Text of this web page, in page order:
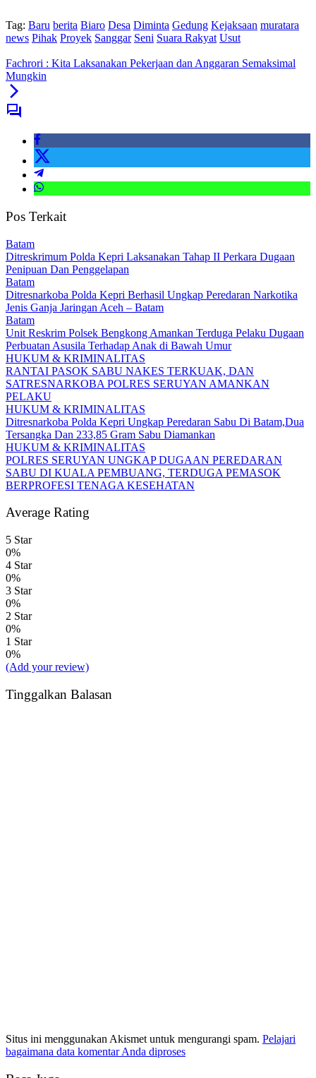
Tag: Baru berita Biaro Desa Diminta Gedung Kejaksaan muratara
news Pihak Proyek Sanggar Seni Suara Rakyat Usut
Fachrori : Kita Laksanakan Pekerjaan dan Anggaran Semaksimal
Mungkin
Pos Terkait
Batam
Ditreskrimum Polda Kepri Laksanakan Tahap II Perkara Dugaan
Penipuan Dan Penggelapan
Batam
Ditresnarkoba Polda Kepri Berhasil Ungkap Peredaran Narkotika
Jenis Ganja Jaringan Aceh – Batam
Batam
Unit Reskrim Polsek Bengkong Amankan Terduga Pelaku Dugaan
Perbuatan Asusila Terhadap Anak di Bawah Umur
HUKUM & KRIMINALITAS
RANTAI PASOK SABU NAKES TERKUAK, DAN
SATRESNARKOBA POLRES SERUYAN AMANKAN
PELAKU
HUKUM & KRIMINALITAS
Ditresnarkoba Polda Kepri Ungkap Peredaran Sabu Di Batam,Dua
Tersangka Dan 233,85 Gram Sabu Diamankan
HUKUM & KRIMINALITAS
POLRES SERUYAN UNGKAP DUGAAN PEREDARAN
SABU DI KUALA PEMBUANG, TERDUGA PEMASOK
BERPROFESI TENAGA KESEHATAN
Average Rating
5 Star
0%
4 Star
0%
3 Star
0%
2 Star
0%
1 Star
0%
(Add your review)
Tinggalkan Balasan
Situs ini menggunakan Akismet untuk mengurangi spam. Pelajari
bagaimana data komentar Anda diproses